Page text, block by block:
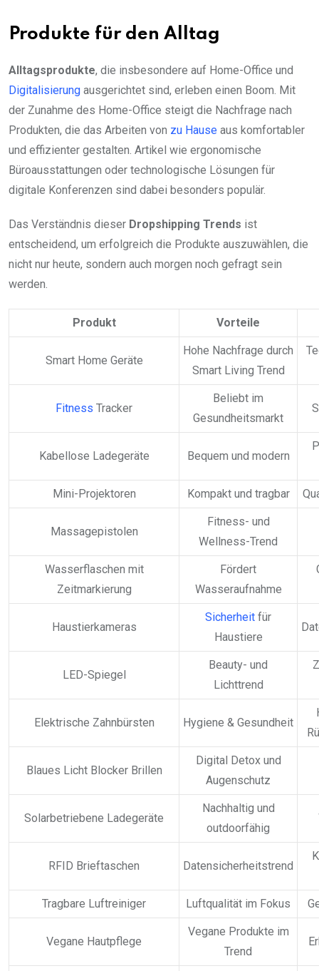
Produkte für den Alltag
Alltagsprodukte, die insbesondere auf Home-Office und
Digitalisierung ausgerichtet sind, erleben einen Boom. Mit
der Zunahme des Home-Office steigt die Nachfrage nach
Produkten, die das Arbeiten von zu Hause aus komfortabler
und effizienter gestalten. Artikel wie ergonomische
Büroausstattungen oder technologische Lösungen für
digitale Konferenzen sind dabei besonders populär.
Das Verständnis dieser Dropshipping Trends ist
entscheidend, um erfolgreich die Produkte auszuwählen, die
nicht nur heute, sondern auch morgen noch gefragt sein
werden.
Produkt Vorteile
Smart Home Geräte
Hohe Nachfrage durch
Smart Living Trend
Fitness Tracker
Beliebt im
Gesundheitsmarkt
Kabellose Ladegeräte Bequem und modern
Mini-Projektoren Kompakt und tragbar
Massagepistolen
Fitness- und
Wellness-Trend
Wasserflaschen mit
Zeitmarkierung
Fördert
Wasseraufnahme
Haustierkameras
Sicherheit für
Haustiere
LED-Spiegel
Beauty- und
Lichttrend
Elektrische Zahnbürsten Hygiene & Gesundheit
Blaues Licht Blocker Brillen
Digital Detox und
Augenschutz
Solarbetriebene Ladegeräte
Nachhaltig und
outdoorfähig
RFID Brieftaschen Datensicherheitstrend
Tragbare Luftreiniger Luftqualität im Fokus
Vegane Hautpflege
Vegane Produkte im
Trend